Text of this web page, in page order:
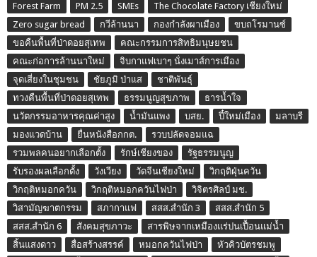
Forest Farm PM 2.5 SMEs
The Chocolate Factory เชียงใหม่
Zero sugar bread
กวีล้านนา กองกำลังผาเมือง
ขบถโรมานซ์
ขอคืนพื้นที่ป่าดอยสุเทพ
คณะกรรมการสิทธิมนุษยชน
คณะก่อการล้านนาใหม่
จิบกาแฟเบาๆ นั่งเมาส์การเมือง
จุดเสี่ยงในชุมชน
ชัยภูมิ ป่าแส
ชาติพันธุ์
ทวงคืนพื้นที่ป่าดอยสุเทพ
ธรรมนูญสุขภาพ
ธารน้ำใจ
นวัตกรรมอาหารคุณค่าสูง
น้ำมันแพง บสย. ปี๋ใหม่เมือง
มลาบรี
มองแวดบ้าน
ยื่นหนังสือกกต.
รวบปลัดจอมแฉ
รวมพลคนอยากเลือกตั้ง
รักษ์เชียงของ
รัฐธรรมนูญ
รับรองผลเลือกตั้ง
วังเวียง วัดจีนเชียงใหม่
วิกฤติฝุ่นควัน
วิกฤติหมอกควัน
วิกฤติหมอกควันไฟป่า
วิจิตรศิลป์ มช.
วิสามัญฆาตกรรม
สภากาแฟ สสส.สำนัก 3
สสส.สำนัก 5
สสส.สำนัก 6
สังคมสุขภาวะ
สารพิษจากเหมืองแร่ปนเปื้อนแม่น้ำ
สิ้นแสงดาว
สื่อสร้างสรรค์ หมอกควันไฟป่า
หัวคิวบัตรชมพู